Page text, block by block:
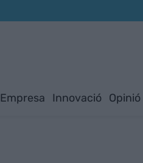
Empresa Innovació Opinió